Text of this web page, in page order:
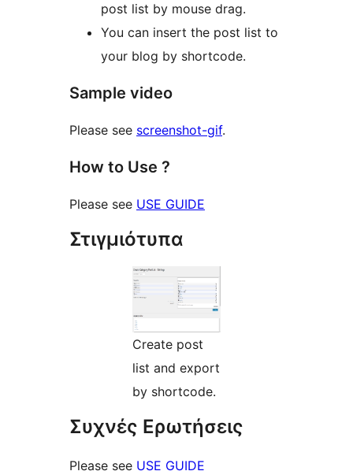
post list by mouse drag.
You can insert the post list to
your blog by shortcode.
Sample video
Please see screenshot-gif.
How to Use ?
Please see USE GUIDE
Στιγμιότυπα
Create post
list and export
by shortcode.
Συχνές Ερωτήσεις
Please see USE GUIDE